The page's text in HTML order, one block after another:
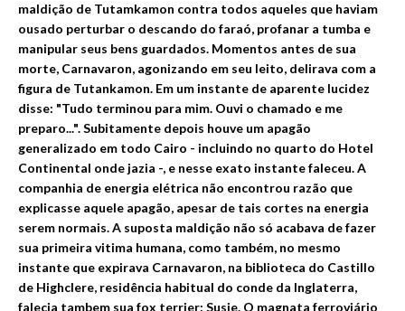
maldição de Tutamkamon contra todos aqueles que haviam
ousado perturbar o descando do faraó, profanar a tumba e
manipular seus bens guardados. Momentos antes de sua
morte, Carnavaron, agonizando em seu leito, delirava com a
figura de Tutankamon. Em um instante de aparente lucidez
disse: "Tudo terminou para mim. Ouvi o chamado e me
preparo...". Subitamente depois houve um apagão
generalizado em todo Cairo - incluindo no quarto do Hotel
Continental onde jazia -, e nesse exato instante faleceu. A
companhia de energia elétrica não encontrou razão que
explicasse aquele apagão, apesar de tais cortes na energia
serem normais. A suposta maldição não só acabava de fazer
sua primeira vitima humana, como também, no mesmo
instante que expirava Carnavaron, na biblioteca do Castillo
de Highclere, residência habitual do conde da Inglaterra,
falecia tambem sua fox terrier: Susie. O magnata ferroviário